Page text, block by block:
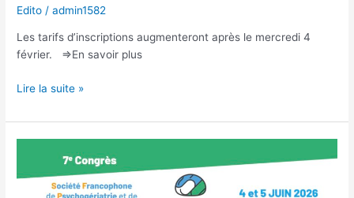
Edito /admin1582
Les tarifs d’inscriptions augmenteront après le mercredi 4
février. =>En savoir plus
Profitez
meilleurs
tarifs
d’inscription
Lire la suite »